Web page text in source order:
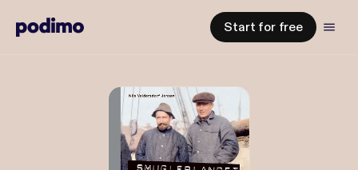
Start for free